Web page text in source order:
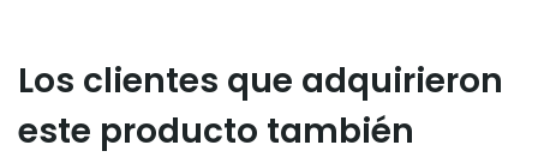
Los clientes que adquirieron
este producto también